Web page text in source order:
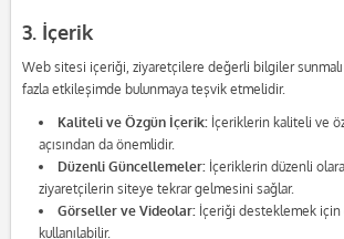
3. İçerik
Web sitesi içeriği, ziyaretçilere değerli bilgiler
fazla etkileşimde bulunmaya teşvik etmelidir.
Kaliteli ve Özgün İçerik:İçeriklerin kaliteli ve
açısından da önemlidir.
Düzenli Güncellemeler:İçeriklerin düzenli
ziyaretçilerin siteye tekrar gelmesini sağlar.
Görseller ve Videolar:İçeriği desteklemek için
kullanılabilir.